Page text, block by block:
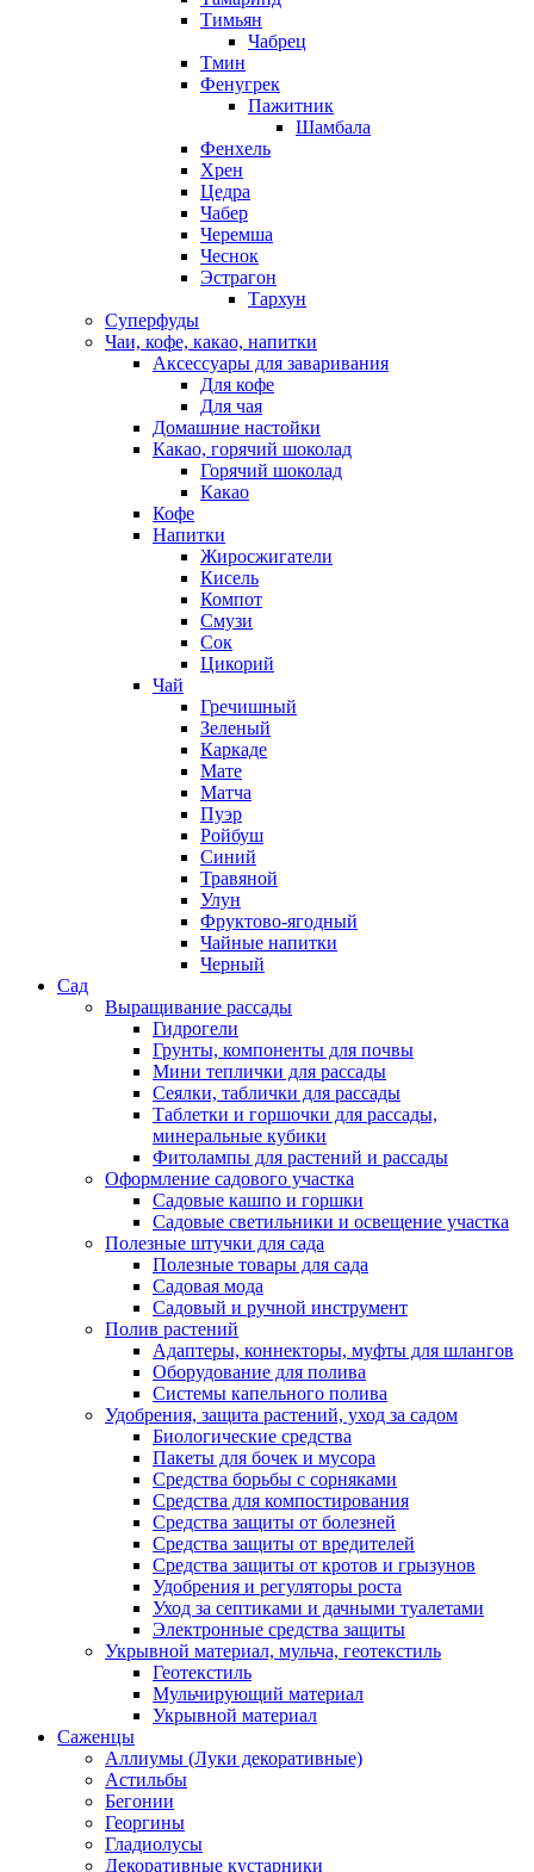
Тимьян
Чабрец
Тмин
Фенугрек
Пажитник
Шамбала
Фенхель
Хрен
Цедра
Чабер
Черемша
Чеснок
Эстрагон
Тархун
Суперфуды
Чаи, кофе, какао, напитки
Аксессуары для заваривания
Для кофе
Для чая
Домашние настойки
Какао, горячий шоколад
Горячий шоколад
Какао
Кофе
Напитки
Жиросжигатели
Кисель
Компот
Смузи
Сок
Цикорий
Чай
Гречишный
Зеленый
Каркаде
Мате
Матча
Пуэр
Ройбуш
Синий
Травяной
Улун
Фруктово-ягодный
Чайные напитки
Черный
Сад
Выращивание рассады
Гидрогели
Грунты, компоненты для почвы
Мини теплички для рассады
Сеялки, таблички для рассады
Таблетки и горшочки для рассады,
минеральные кубики
Фитолампы для растений и рассады
Оформление садового участка
Садовые кашпо и горшки
Садовые светильники и освещение участка
Полезные штучки для сада
Полезные товары для сада
Садовая мода
Садовый и ручной инструмент
Полив растений
Адаптеры, коннекторы, муфты для шлангов
Оборудование для полива
Системы капельного полива
Удобрения, защита растений, уход за садом
Биологические средства
Пакеты для бочек и мусора
Средства борьбы с сорняками
Средства для компостирования
Средства защиты от болезней
Средства защиты от вредителей
Средства защиты от кротов и грызунов
Удобрения и регуляторы роста
Уход за септиками и дачными туалетами
Электронные средства защиты
Укрывной материал, мульча, геотекстиль
Геотекстиль
Мульчирующий материал
Укрывной материал
Саженцы
Аллиумы (Луки декоративные)
Астильбы
Бегонии
Георгины
Гладиолусы
Декоративные кустарники